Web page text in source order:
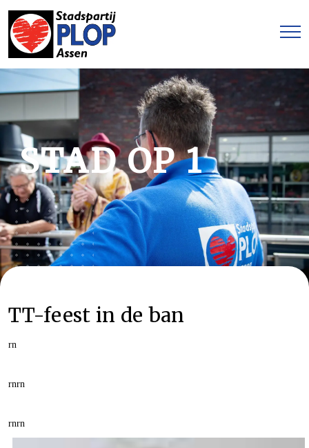
STAD OP 1
TT-feest in de ban
rn
rnrn
rnrn